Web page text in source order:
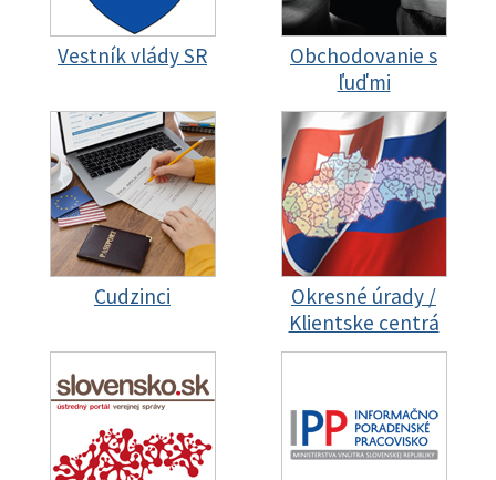
Vestník vlády SR
Obchodovanie s
ľuďmi
Cudzinci
Okresné úrady /
Klientske centrá